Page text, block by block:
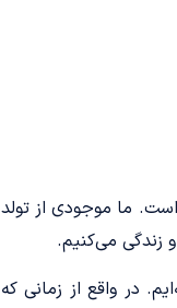
ما موجودی از تولد
زندگی می‌کنیم.
در واقع از زمانی که